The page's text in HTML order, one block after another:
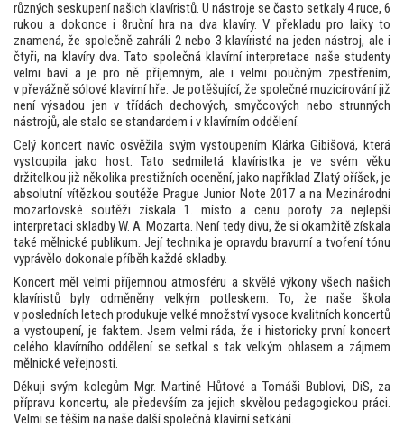
různých seskupení našich klavíristů. U nástroje se často setkaly 4 ruce, 6
rukou a dokonce i 8ruční hra na dva klavíry. V překladu pro laiky to
znamená, že společně zahráli 2 nebo 3 klavíristé na jeden nástroj, ale i
čtyři, na klavíry dva. Tato společná klavírní interpretace naše studenty
velmi baví a je pro ně příjemným, ale i velmi poučným zpestřením,
v převážně sólové klavírní hře. Je potěšující, že společné muzicírování již
není výsadou jen v třídách dechových, smyčcových nebo strunných
nástrojů, ale stalo se standardem i v klavírním oddělení.
Celý koncert navíc osvěžila svým vystoupením Klárka Gibišová, která
vystoupila jako host. Tato sedmiletá klavíristka je ve svém věku
držitelkou již několika prestižních ocenění, jako například Zlatý oříšek, je
absolutní vítězkou soutěže Prague Junior Note 2017 a na Mezinárodní
mozartovské soutěži získala 1. místo a cenu poroty za nejlepší
interpretaci skladby W. A. Mozarta. Není tedy divu, že si okamžitě získala
také mělnické publikum. Její technika je opravdu bravurní a tvoření tónu
vyprávělo dokonale příběh každé skladby.
Koncert měl velmi příjemnou atmosféru a skvělé výkony všech našich
klavíristů byly odměněny velkým potleskem. To, že naše škola
v posledních letech produkuje velké množství vysoce kvalitních koncertů
a vystoupení, je faktem. Jsem velmi ráda, že i historicky první koncert
celého klavírního oddělení se setkal s tak velkým ohlasem a zájmem
mělnické veřejnosti.
Děkuji svým kolegům Mgr. Martině Hůtové a Tomáši Bublovi, DiS, za
přípravu koncertu, ale především za jejich skvělou pedagogickou práci.
Velmi se těším na naše další společná klavírní setkání.